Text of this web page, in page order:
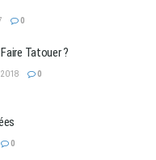
0
Tatouer ?
0
0